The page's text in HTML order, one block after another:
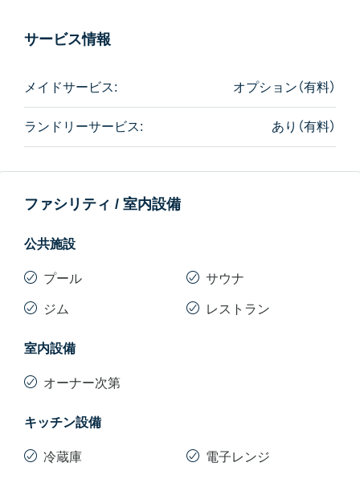
サービス情報
メイドサービス: オプション（有料）
ランドリーサービス: あり（有料）
ファシリティ / 室内設備
公共施設
プール
ジム
サウナ
レストラン
室内設備
オーナー次第
キッチン設備
冷蔵庫 電子レンジ